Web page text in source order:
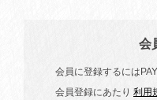
会
会員に登録するには
会員登録にあたり 利用